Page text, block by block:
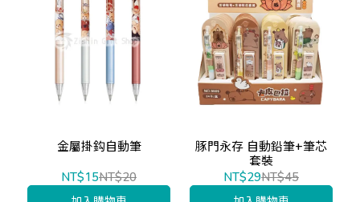
金屬掛鈎自動筆
NT$15NT$20
豚門永存 自動鉛筆+筆芯
套裝
NT$29NT$45